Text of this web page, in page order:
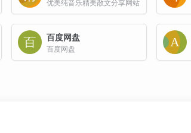
百度网盘
百度网盘